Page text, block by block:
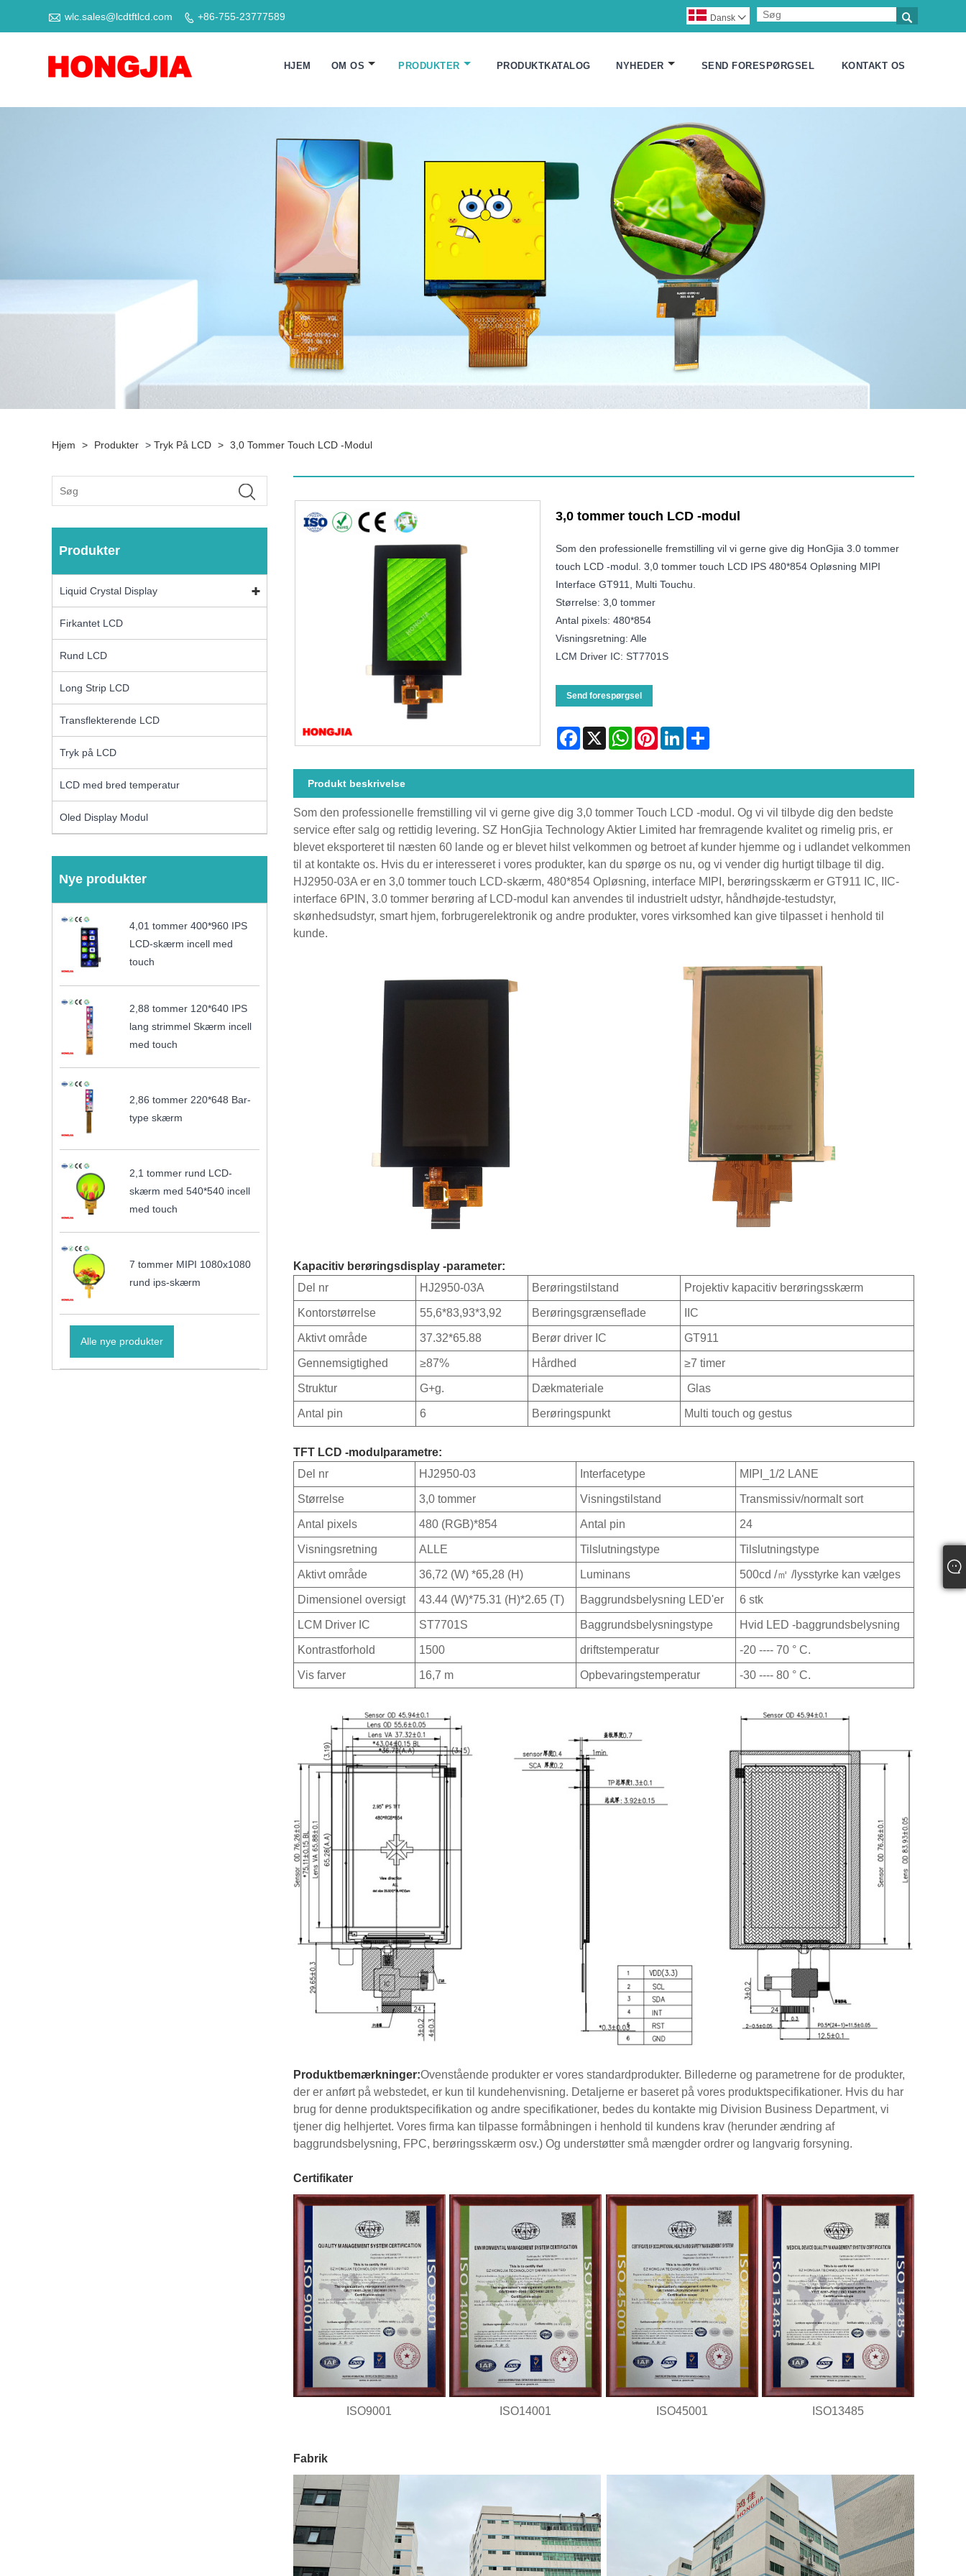
 wlc.sales@lcdtftlcd.com  +86-755-23777589 
Dansk 
HJEM OM OS PRODUKTER PRODUKTKATALOG NYHEDER SEND FORESPØRGSEL KONTAKT OS
Hjem > Produkter > Tryk På LCD > 3,0 Tommer Touch LCD -modul
Produkter
Liquid Crystal Display
Firkantet LCD
Rund LCD
Long Strip LCD
Transflekterende LCD
Tryk på LCD
LCD med bred temperatur
Oled Display Modul
Nye produkter
4,01 tommer 400*960 IPS
LCD-skærm incell med
touch
2,88 tommer 120*640 IPS
lang strimmel Skærm incell
med touch
2,86 tommer 220*648 Bar-
type skærm
2,1 tommer rund LCD-
skærm med 540*540 incell
med touch
7 tommer MIPI 1080x1080
rund ips-skærm
Alle nye produkter
3,0 tommer touch LCD -modul
Som den professionelle fremstilling vil vi gerne give dig HonGjia 3.0 tommer
touch LCD -modul. 3,0 tommer touch LCD IPS 480*854 Opløsning MIPI
Interface GT911, Multi Touchu.
Størrelse: 3,0 tommer
Antal pixels: 480*854
Visningsretning: Alle
LCM Driver IC: ST7701S
Send forespørgsel
Facebook
X WhatsAppPinterestLinkedInShare
Produkt beskrivelse
Som den professionelle fremstilling vil vi gerne give dig 3,0 tommer Touch LCD -modul. Og vi vil tilbyde dig den bedste
service efter salg og rettidig levering. SZ HonGjia Technology Aktier Limited har fremragende kvalitet og rimelig pris, er
blevet eksporteret til næsten 60 lande og er blevet hilst velkommen og betroet af kunder hjemme og i udlandet velkommen
til at kontakte os. Hvis du er interesseret i vores produkter, kan du spørge os nu, og vi vender dig hurtigt tilbage til dig.
HJ2950-03A er en 3,0 tommer touch LCD-skærm, 480*854 Opløsning, interface MIPI, berøringsskærm er GT911 IC, IIC-
interface 6PIN, 3.0 tommer berøring af LCD-modul kan anvendes til industrielt udstyr, håndhøjde-testudstyr,
skønhedsudstyr, smart hjem, forbrugerelektronik og andre produkter, vores virksomhed kan give tilpasset i henhold til
kunde.
Kapacitiv berøringsdisplay -parameter:
Del nr
HJ2950-03A Berøringstilstand Projektiv kapacitiv berøringsskærm
Kontorstørrelse 55,6*83,93*3,92 Berøringsgrænseflade IIC
Aktivt område 37.32*65.88 Berør driver IC GT911
Gennemsigtighed ≥87% Hårdhed ≥7 timer
Struktur G+g. Dækmateriale Glas
Antal pin 6 Berøringspunkt Multi touch og gestus
TFT LCD -modulparametre:
Del nr
HJ2950-03 Interfacetype MIPI_1/2 LANE
Størrelse 3,0 tommer Visningstilstand Transmissiv/normalt sort
Antal pixels 480 (RGB)*854 Antal pin 24
Visningsretning ALLE Tilslutningstype Tilslutningstype
Aktivt område 36,72 (W) *65,28 (H) Luminans 500cd /㎡ /lysstyrke kan vælges
Dimensionel oversigt 43.44 (W)*75.31 (H)*2.65 (T) Baggrundsbelysning LED'er 6 stk
LCM Driver IC ST7701S Baggrundsbelysningstype Hvid LED -baggrundsbelysning
Kontrastforhold 1500 driftstemperatur -20 ---- 70 ° C.
Vis farver 16,7 m Opbevaringstemperatur -30 ---- 80 ° C.
Produktbemærkninger:Ovenstående produkter er vores standardprodukter. Billederne og parametrene for de produkter,
der er anført på webstedet, er kun til kundehenvisning. Detaljerne er baseret på vores produktspecifikationer. Hvis du har
brug for denne produktspecifikation og andre specifikationer, bedes du kontakte mig Division Business Department, vi
tjener dig helhjertet. Vores firma kan tilpasse formåbningen i henhold til kundens krav (herunder ændring af
baggrundsbelysning, FPC, berøringsskærm osv.) Og understøtter små mængder ordrer og langvarig forsyning.
Certifikater
ISO9001 ISO14001 ISO45001 ISO13485
Fabrik